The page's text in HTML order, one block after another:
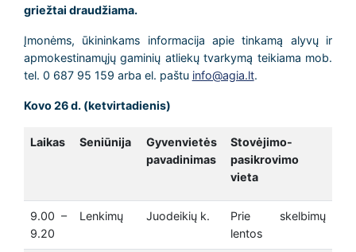
griežtai draudžiama.
Įmonėms, ūkininkams informacija apie tinkamą alyvų ir
apmokestinamųjų gaminių atliekų tvarkymą teikiama mob.
tel. 0 687 95 159 arba el. paštu info@agia.lt.
Kovo 26 d. (ketvirtadienis)
Laikas Seniūnija
Gyvenvietės
pavadinimas
Stovėjimo-
pasikrovimo
vieta
9.00 –
9.20
Lenkimų Juodeikių k.
Prie skelbimų
lentos